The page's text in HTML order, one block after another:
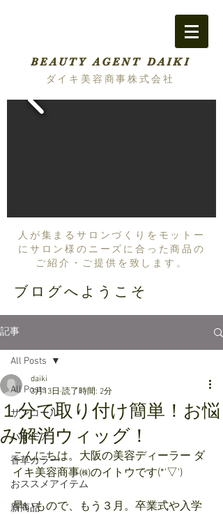
BEAUTY AGENT DAIKI
ダイキ美容商事株式会社
人が集まるサロンづくりをモットー
にサロン様のニーズに合った商品の
ご紹介・ご提供を致します。
ブログへようこそ
記事
All Posts
サンコール
パイモア
香草カラー
おススメアイテム
新商品
All Posts
１分で取り付け簡単！お悩
み解消ウィッグ！
daiki
3月13日 読了時間: 2分
こんにちは。大阪の美容ディーラー ダ
イキ美容商事㈱のイトウです(*'▽')
早いもので、もう３月。卒業式や入学